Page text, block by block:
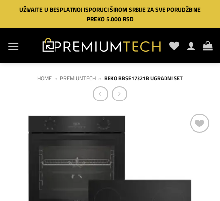
Preskoči
sadržaj
UŽIVAJTE U BESPLATNOJ ISPORUCI ŠIROM SRBIJE ZA SVE PORUDŽBINE
PREKO 5.000 RSD
HOME » PREMIUMTECH » BEKO BBSE17321B UGRADNI SET